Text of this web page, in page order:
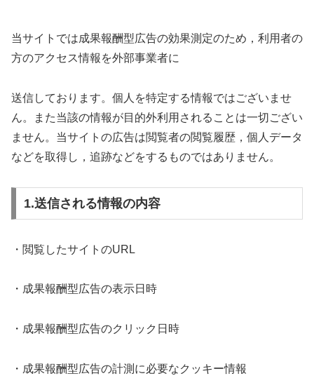
当サイトでは成果報酬型広告の効果測定のため，利用者の
方のアクセス情報を外部事業者に
送信しております。個人を特定する情報ではございませ
ん。また当該の情報が目的外利用されることは一切ござい
ません。当サイトの広告は閲覧者の閲覧履歴，個人データ
などを取得し，追跡などをするものではありません。
1.送信される情報の内容
・閲覧したサイトのURL
・成果報酬型広告の表示日時
・成果報酬型広告のクリック日時
・成果報酬型広告の計測に必要なクッキー情報